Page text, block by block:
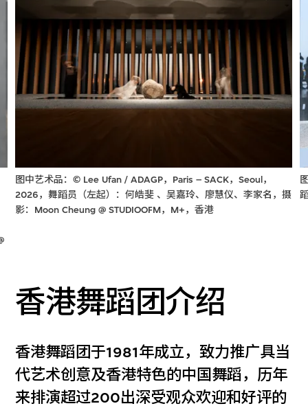
图中艺术品：© Lee Ufan / ADAGP，Paris – SACK，Seoul，
2026，舞蹈员（左起）：何皓斐 、吴嘉玲、廖慧仪、李家名，摄
影：Moon Cheung @ STUDIOOFM，M+，香港
香港舞蹈团介绍
香港舞蹈团于1981年成立，致力推广具当
代艺术创意及香港特色的中国舞蹈，历年
来排演超过200出深受观众欢迎和好评的